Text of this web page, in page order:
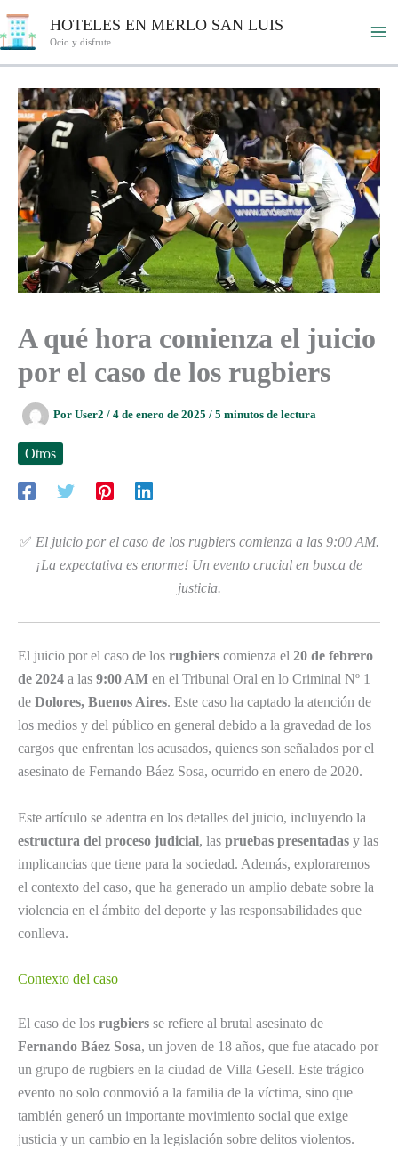
al
HOTELES EN MERLO SAN LUIS
Ocio y disfrute
A qué hora comienza el juicio
por el caso de los rugbiers
Por User2 / 4 de enero de 2025 / 5 minutos de lectura
Otros
✅ El juicio por el caso de los rugbiers comienza a las 9:00 AM.
¡La expectativa es enorme! Un evento crucial en busca de
justicia.
El juicio por el caso de los rugbiers comienza el 20 de febrero
de 2024 a las 9:00 AM en el Tribunal Oral en lo Criminal Nº 1
de Dolores, Buenos Aires. Este caso ha captado la atención de
los medios y del público en general debido a la gravedad de los
cargos que enfrentan los acusados, quienes son señalados por el
asesinato de Fernando Báez Sosa, ocurrido en enero de 2020.
Este artículo se adentra en los detalles del juicio, incluyendo la
estructura del proceso judicial, las pruebas presentadas y las
implicancias que tiene para la sociedad. Además, exploraremos
el contexto del caso, que ha generado un amplio debate sobre la
violencia en el ámbito del deporte y las responsabilidades que
conlleva.
Contexto del caso
El caso de los rugbiers se refiere al brutal asesinato de
Fernando Báez Sosa, un joven de 18 años, que fue atacado por
un grupo de rugbiers en la ciudad de Villa Gesell. Este trágico
evento no solo conmovió a la familia de la víctima, sino que
también generó un importante movimiento social que exige
justicia y un cambio en la legislación sobre delitos violentos.